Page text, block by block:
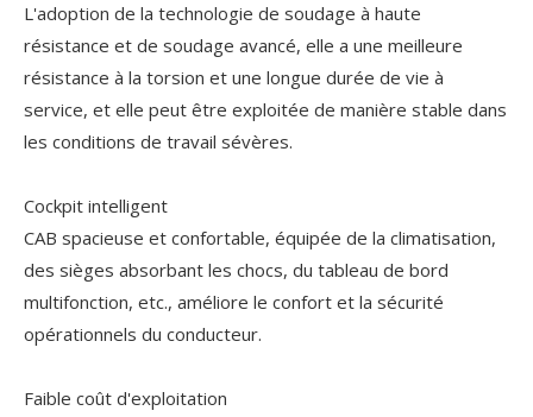
L'adoption de la technologie de soudage à haute
résistance et de soudage avancé, elle a une meilleure
résistance à la torsion et une longue durée de vie à
service, et elle peut être exploitée de manière stable dans
les conditions de travail sévères.
Cockpit intelligent
CAB spacieuse et confortable, équipée de la climatisation,
des sièges absorbant les chocs, du tableau de bord
multifonction, etc., améliore le confort et la sécurité
opérationnels du conducteur.
Faible coût d'exploitation